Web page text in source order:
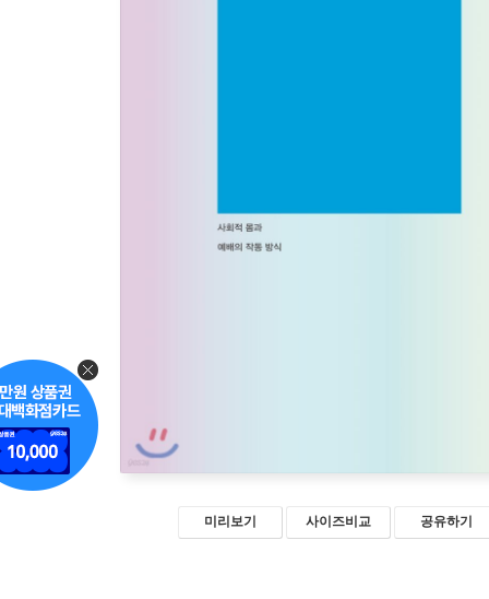
미리보기 사이즈비교 공유하기